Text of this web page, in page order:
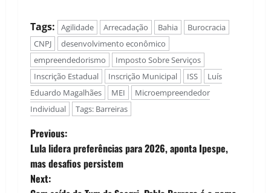
Tags: Agilidade Arrecadação Bahia
Burocracia
CNPJ
desenvolvimento econômico
empreendedorismo
Imposto Sobre Serviços
Inscrição Estadual
Inscrição Municipal ISS
Luís
Eduardo Magalhães
MEI
Microempreendedor
Individual
Tags: Barreiras
P
o
Previous:
Lula lidera preferências para 2026, aponta Ipespe,
mas desafios persistem
Next: